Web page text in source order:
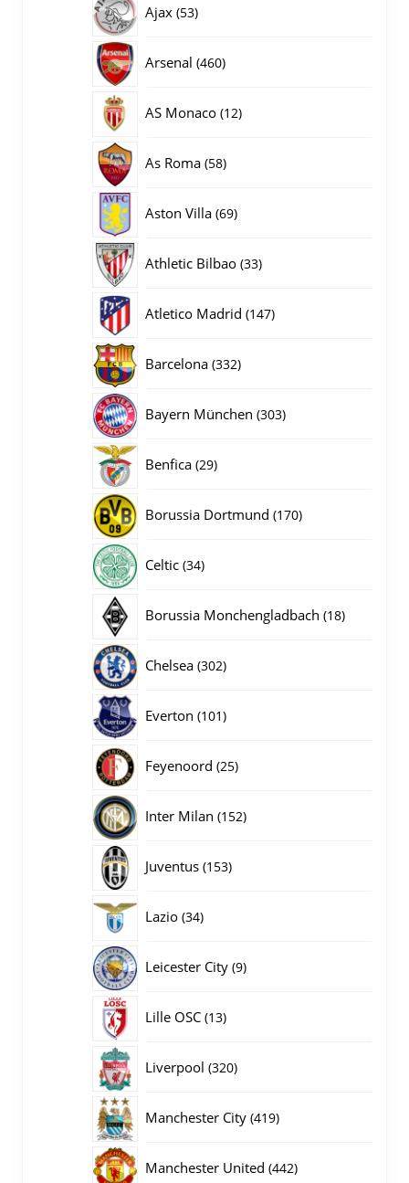
Ajax 5353
Arsenal 460460
AS Monaco 1212
As Roma 5858
Aston Villa 6969
Athletic Bilbao 3333
Atletico Madrid 147147
Barcelona 332332
Bayern München 303303
Benfica 2929
Borussia Dortmund 170170
Celtic 3434
Borussia Monchengladbach 1818
Chelsea 302302
Everton 101101
Feyenoord 2525
Inter Milan 152152
Juventus 153153
Lazio 3434
Leicester City 99
Lille OSC 1313
Liverpool 320320
Manchester City 419419
Manchester United 442442